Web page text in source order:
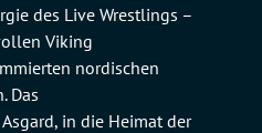
des Live Wrestlings –
Viking
nordischen
Das
in die Heimat der